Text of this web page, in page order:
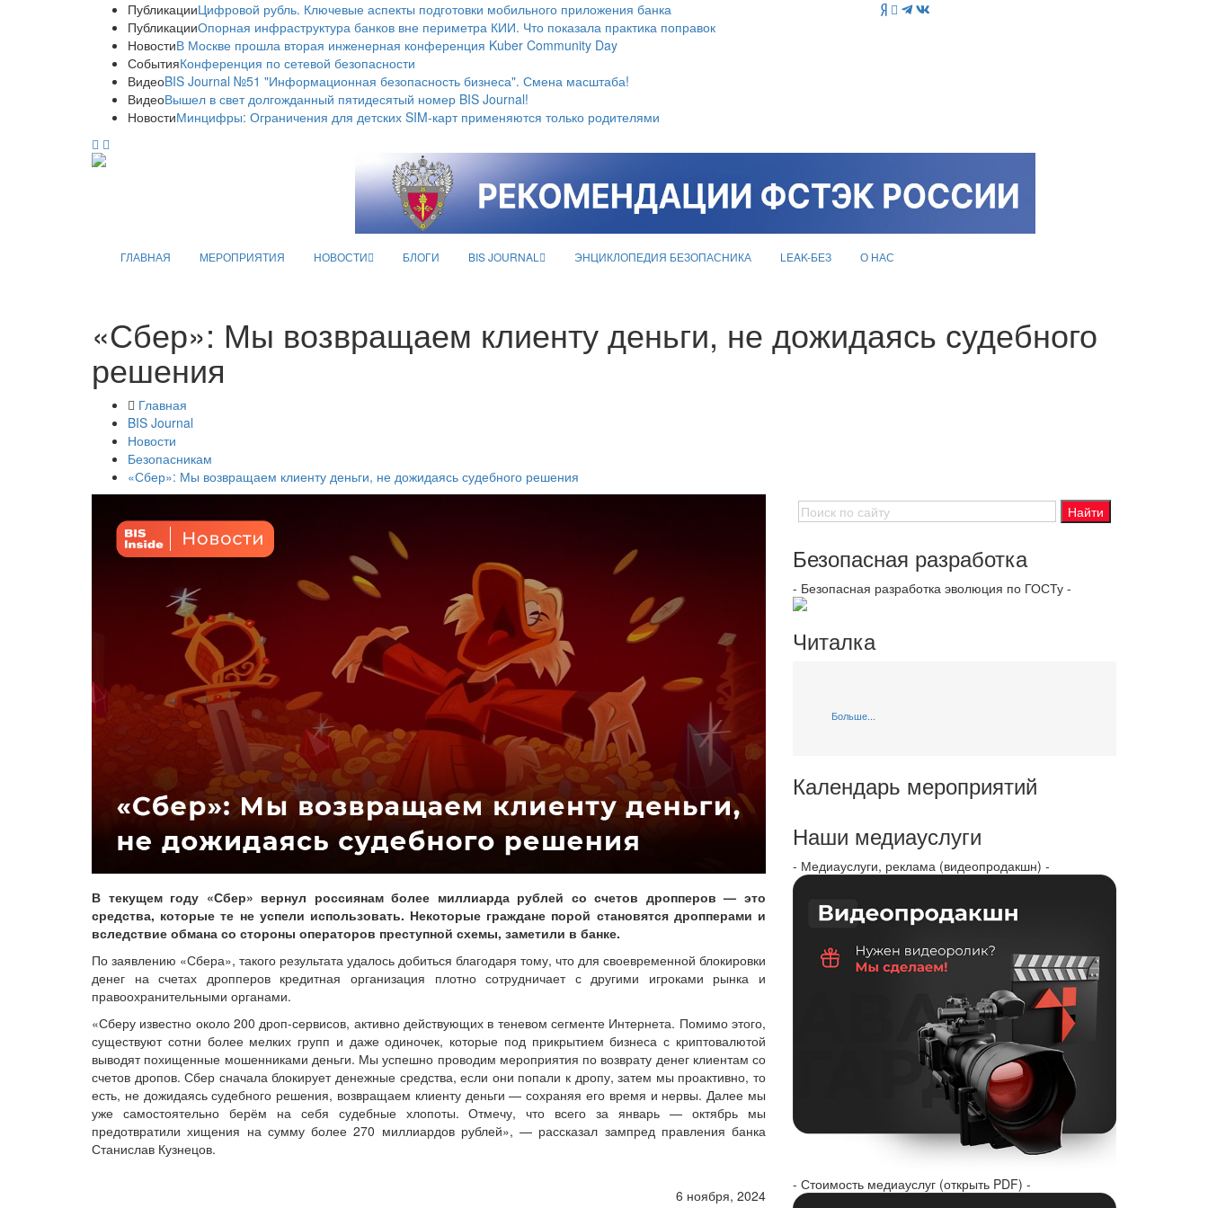
ПубликацииЦифровой рубль. Ключевые аспекты подготовки мобильного приложения банка
ПубликацииОпорная инфраструктура банков вне периметра КИИ. Что показала практика поправок
НовостиВ Москве прошла вторая инженерная конференция Kuber Community Day
СобытияКонференция по сетевой безопасности
ВидеоBIS Journal №51 "Информационная безопасность бизнеса". Смена масштаба!
ВидеоВышел в свет долгожданный пятидесятый номер BIS Journal!
НовостиМинцифры: Ограничения для детских SIM-карт применяются только родителями
ГЛАВНАЯ МЕРОПРИЯТИЯ НОВОСТИ БЛОГИ BIS JOURNAL ЭНЦИКЛОПЕДИЯ БЕЗОПАСНИКА LEAK-БЕЗ О НАС
«Сбер»: Мы возвращаем клиенту деньги, не дожидаясь судебного
решения
Главная
BIS Journal
Новости
Безопасникам
«Сбер»: Мы возвращаем клиенту деньги, не дожидаясь судебного решения
В текущем году «Сбер» вернул россиянам более миллиарда рублей со счетов дропперов — это
средства, которые те не успели использовать. Некоторые граждане порой становятся дропперами и
вследствие обмана со стороны операторов преступной схемы, заметили в банке.
По заявлению «Сбера», такого результата удалось добиться благодаря тому, что для своевременной блокировки
денег на счетах дропперов кредитная организация плотно сотрудничает с другими игроками рынка и
правоохранительными органами.
«Сберу известно около 200 дроп-сервисов, активно действующих в теневом сегменте Интернета. Помимо этого,
существуют сотни более мелких групп и даже одиночек, которые под прикрытием бизнеса с криптовалютой
выводят похищенные мошенниками деньги. Мы успешно проводим мероприятия по возврату денег клиентам со
счетов дропов. Сбер сначала блокирует денежные средства, если они попали к дропу, затем мы проактивно, то
есть, не дожидаясь судебного решения, возвращаем клиенту деньги — сохраняя его время и нервы. Далее мы
уже самостоятельно берём на себя судебные хлопоты. Отмечу, что всего за январь — октябрь мы
предотвратили хищения на сумму более 270 миллиардов рублей», — рассказал зампред правления банка
Станислав Кузнецов.
6 ноября, 2024
Безопасная разработка
- Безопасная разработка эволюция по ГОСТу -
Читалка
Больше...
Календарь мероприятий
Наши медиауслуги
- Медиауслуги, реклама (видеопродакшн) -
- Стоимость медиауслуг (открыть PDF) -